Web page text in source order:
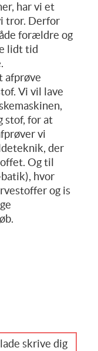
har vi et
tror. Derfor
forældre og
lidt tid
afprøve
Vi vil lave
stof, for at
vi
der
Og til
hvor
og is
skrive dig